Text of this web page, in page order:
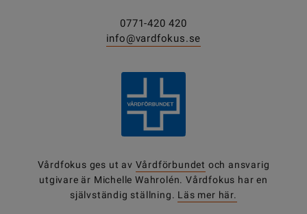
0771-420 420
info@vardfokus.se
Vårdfokus ges ut av Vårdförbundet och ansvarig
utgivare är Michelle Wahrolén. Vårdfokus har en
självständig ställning. Läs mer här.